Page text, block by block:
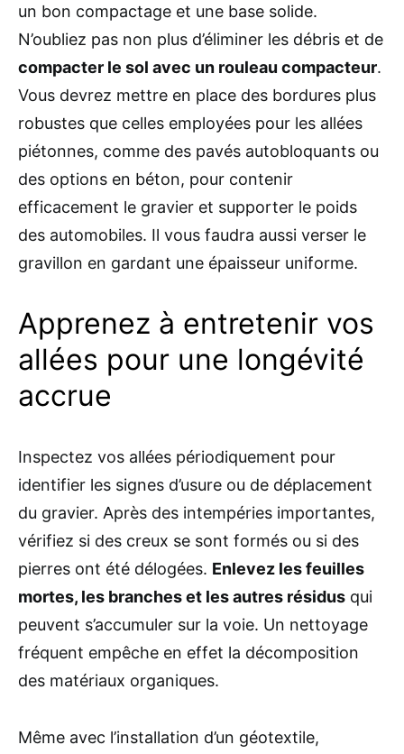
un bon compactage et une base solide.
N’oubliez pas non plus d’éliminer les débris et de
compacter le sol avec un rouleau compacteur.
Vous devrez mettre en place des bordures plus
robustes que celles employées pour les allées
piétonnes, comme des pavés autobloquants ou
des options en béton, pour contenir
efficacement le gravier et supporter le poids
des automobiles. Il vous faudra aussi verser le
gravillon en gardant une épaisseur uniforme.
Apprenez à entretenir vos
allées pour une longévité
accrue
Inspectez vos allées périodiquement pour
identifier les signes d’usure ou de déplacement
du gravier. Après des intempéries importantes,
vérifiez si des creux se sont formés ou si des
pierres ont été délogées. Enlevez les feuilles
mortes, les branches et les autres résidus qui
peuvent s’accumuler sur la voie. Un nettoyage
fréquent empêche en effet la décomposition
des matériaux organiques.
Même avec l’installation d’un géotextile,